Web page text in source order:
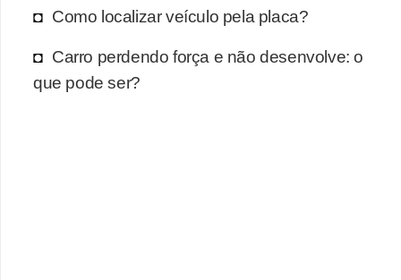
Como localizar veículo pela placa?
Carro perdendo força e não desenvolve: o
que pode ser?
o
D
i